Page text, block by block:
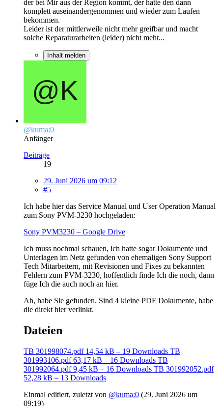
der bei Mir aus der Region kommt, der hatte den dann
komplett auseinandergenommen und wieder zum Laufen
bekommen.
Leider ist der mittlerweile nicht mehr greifbar und macht
solche Reparaturarbeiten (leider) nicht mehr...
Inhalt melden
@kuma:0
Anfänger
Beiträge
19
29. Juni 2026 um 09:12
#5
Ich habe hier das Service Manual und User Operation Manual
zum Sony PVM-3230 hochgeladen:
Sony PVM3230 – Google Drive
Ich muss nochmal schauen, ich hatte sogar Dokumente und
Unterlagen im Netz gefunden von ehemaligen Sony Support
Tech Mitarbeitern, mit Revisionen und Fixes zu bekannten
Fehlern zum PVM-3230, hoffentlich finde Ich die noch, dann
füge Ich die auch noch an hier.
Ah, habe Sie gefunden. Sind 4 kleine PDF Dokumente, habe
die direkt hier verlinkt.
Dateien
TB 301998074.pdf 14,54 kB – 19 Downloads TB
301993106.pdf 63,17 kB – 16 Downloads TB
301992064.pdf 9,45 kB – 16 Downloads TB 301992052.pdf
52,28 kB – 13 Downloads
Einmal editiert, zuletzt von @kuma:0 (29. Juni 2026 um
09:19)